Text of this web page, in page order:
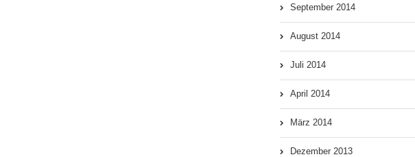
September 2014
August 2014
Juli 2014
April 2014
März 2014
Dezember 2013